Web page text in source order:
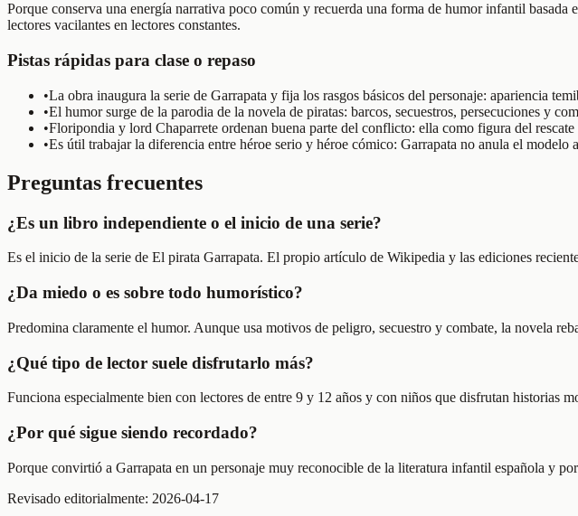
Porque conserva una energía narrativa poco común y recuerda una forma de humor infantil
lectores vacilantes en lectores constantes.
Pistas rápidas para clase o repaso
•La obra inaugura la serie de Garrapata y fija los rasgos básicos del personaje: apariencia
•El humor surge de la parodia de la novela de piratas: barcos, secuestros, persecuciones y
•Floripondia y lord Chaparrete ordenan buena parte del conflicto: ella como figura del
•Es útil trabajar la diferencia entre héroe serio y héroe cómico: Garrapata no anula el
Preguntas frecuentes
¿Es un libro independiente o el inicio de una serie?
Es el inicio de la serie de El pirata Garrapata. El propio artículo de Wikipedia y las ediciones
¿Da miedo o es sobre todo humorístico?
Predomina claramente el humor. Aunque usa motivos de peligro, secuestro y combate, la novela
¿Qué tipo de lector suele disfrutarlo más?
Funciona especialmente bien con lectores de entre 9 y 12 años y con niños que disfrutan historias
¿Por qué sigue siendo recordado?
Porque convirtió a Garrapata en un personaje muy reconocible de la literatura infantil española y
Revisado editorialmente: 2026-04-17